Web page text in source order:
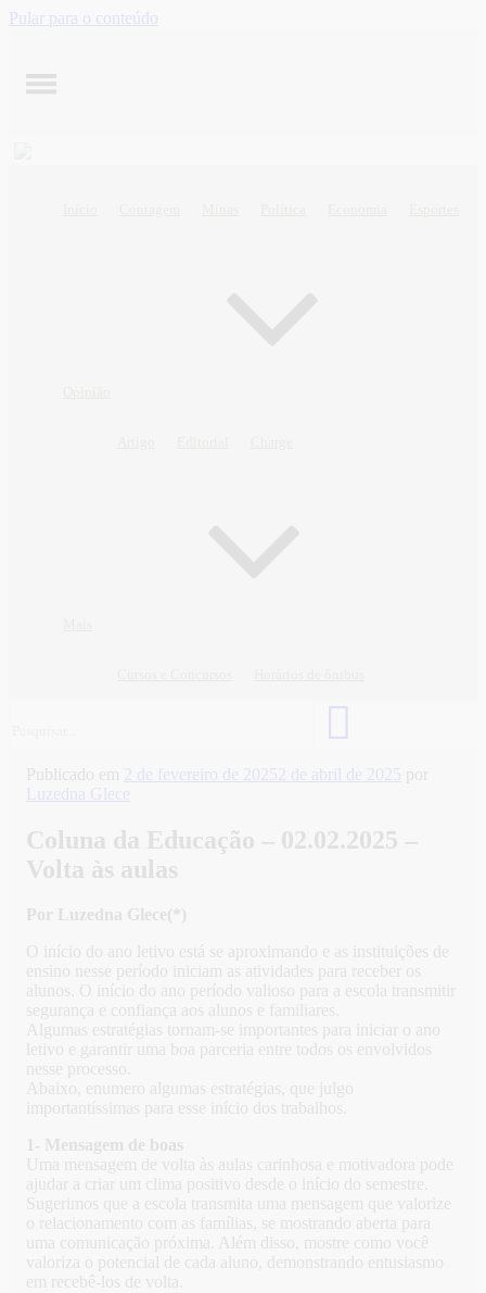
Pular para o conteúdo
Publicado em 2 de fevereiro de 2025 2 de abril de 2025 por
Luzedna Glece
Coluna da Educação – 02.02.2025 –
Volta às aulas
Por Luzedna Glece(*)
O início do ano letivo está se aproximando e as instituições de
ensino nesse período iniciam as atividades para receber os
alunos. O início do ano período valioso para a escola transmitir
segurança e confiança aos alunos e familiares.
Algumas estratégias tornam-se importantes para iniciar o ano
letivo e garantir uma boa parceria entre todos os envolvidos
nesse processo.
Abaixo, enumero algumas estratégias, que julgo
importantíssimas para esse início dos trabalhos.
1- Mensagem de boas
Uma mensagem de volta às aulas carinhosa e motivadora pode
ajudar a criar um clima positivo desde o início do semestre.
Sugerimos que a escola transmita uma mensagem que valorize
o relacionamento com as famílias, se mostrando aberta para
uma comunicação próxima. Além disso, mostre como você
valoriza o potencial de cada aluno, demonstrando entusiasmo
em recebê-los de volta.